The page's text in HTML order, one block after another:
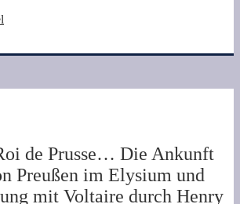
de Prusse… Die Ankunft
Preußen im Elysium und
mit Voltaire durch Henry